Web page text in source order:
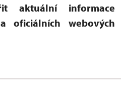
aktuální informace
oficiálních webových